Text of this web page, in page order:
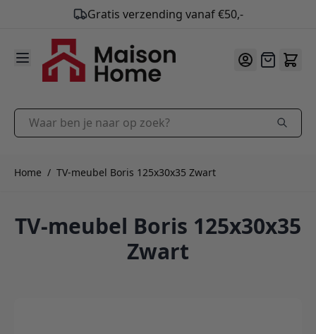
9.9/10
Ga naar de inhoud
Offerte
Waar ben je naar op zoek?
Home / TV-meubel Boris 125x30x35 Zwart
TV-meubel Boris 125x30x35
Zwart